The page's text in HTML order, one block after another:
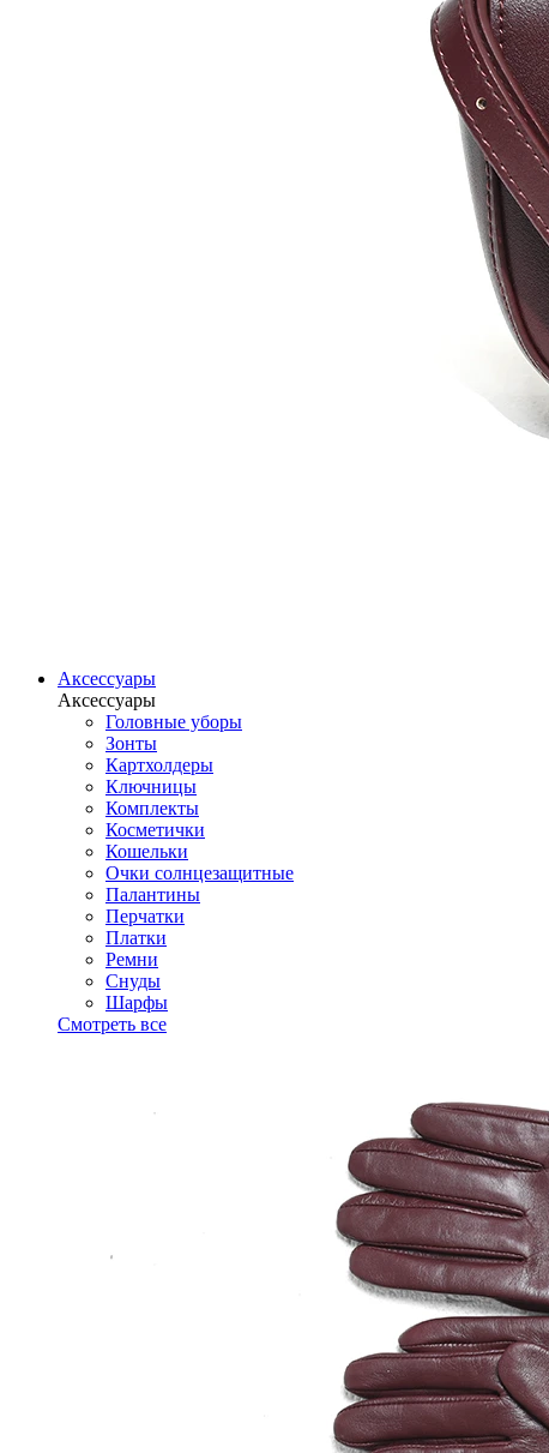
Аксессуары
Аксессуары
Головные уборы
Зонты
Картхолдеры
Ключницы
Комплекты
Косметички
Кошельки
Очки солнцезащитные
Палантины
Перчатки
Платки
Ремни
Снуды
Шарфы
Смотреть все